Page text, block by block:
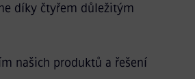
díky čtyřem důležitým
našich produktů a řešení